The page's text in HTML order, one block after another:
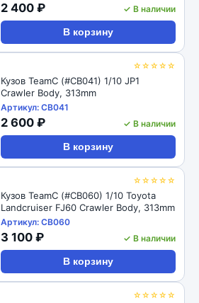
2 400 ₽ ✓ В наличии
В корзину
☆☆☆☆☆
Кузов TeamC (#CB041) 1/10 JP1
Crawler Body, 313mm
Артикул: CB041
2 600 ₽ ✓ В наличии
В корзину
☆☆☆☆☆
Кузов TeamC (#CB060) 1/10 Toyota
Landcruiser FJ60 Crawler Body, 313mm
Артикул: CB060
3 100 ₽ ✓ В наличии
В корзину
☆☆☆☆☆